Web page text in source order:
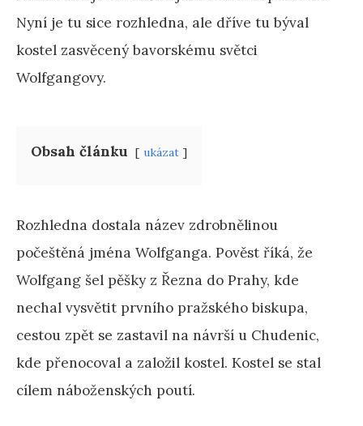
Nyní je tu sice rozhledna, ale dříve tu býval
kostel zasvěcený bavorskému světci
Wolfgangovy.
Obsah článku ukázat
Rozhledna dostala název zdrobnělinou
počeštěná jména Wolfganga. Pověst říká, že
Wolfgang šel pěšky z Řezna do Prahy, kde
nechal vysvětit prvního pražského biskupa,
cestou zpět se zastavil na návrší u Chudenic,
kde přenocoval a založil kostel. Kostel se stal
cílem náboženských poutí.